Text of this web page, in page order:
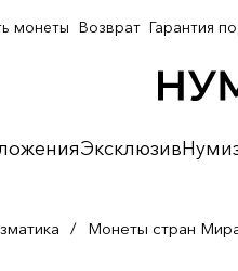
Эксклюзив
монеты Возврат Гарантия
/ Монеты стран